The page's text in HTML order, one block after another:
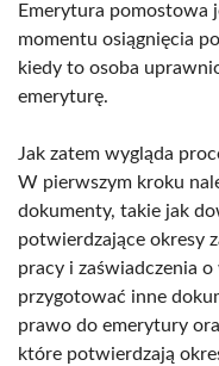
Emerytura pomostowa
momentu osiągnięcia
kiedy to osoba
emeryturę.
Jak zatem wygląda
W pierwszym kroku
dokumenty, takie jak
potwierdzające okresy
pracy i zaświadczenia
przygotować inne
prawo do emerytury
które potwierdzają